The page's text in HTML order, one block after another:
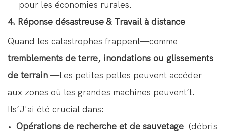
pour les économies rurales.
4. Réponse désastreuse & Travail à distance
Quand les catastrophes frappent—comme
tremblements de terre, inondations ou glissements
de terrain —Les petites pelles peuvent accéder
aux zones où les grandes machines peuvent’t.
Ils’J'ai été crucial dans:
Opérations de recherche et de sauvetage (débris